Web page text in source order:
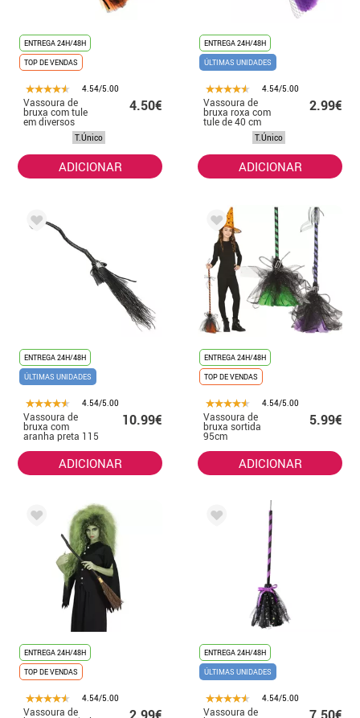
ENTREGA 24H/48H
TOP DE VENDAS
4.54/5.00
Vassoura de
bruxa com tule
em diversos
modelos de 90
4.50€
T.Único
ADICIONAR
ENTREGA 24H/48H
ÚLTIMAS UNIDADES
4.54/5.00
Vassoura de
bruxa roxa com
tule de 40 cm
2.99€
T.Único
ADICIONAR
ENTREGA 24H/48H
ÚLTIMAS UNIDADES
4.54/5.00
Vassoura de
bruxa com
aranha preta 115
10.99€
ADICIONAR
ENTREGA 24H/48H
TOP DE VENDAS
4.54/5.00
Vassoura de
bruxa sortida
95cm
5.99€
ADICIONAR
ENTREGA 24H/48H
TOP DE VENDAS
4.54/5.00
Vassoura de
ENTREGA 24H/48H
ÚLTIMAS UNIDADES
4.54/5.00
Vassoura de